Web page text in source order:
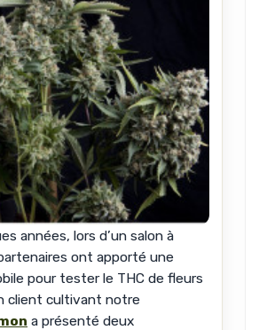
années, lors d’un salon à
ont apporté une
pour tester le THC de fleurs
client cultivant notre
a présenté deux